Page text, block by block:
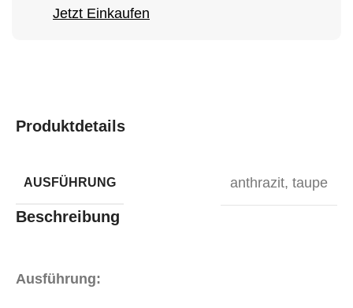
Jetzt Einkaufen
Produktdetails
AUSFÜHRUNG anthrazit, taupe
Beschreibung
Ausführung: